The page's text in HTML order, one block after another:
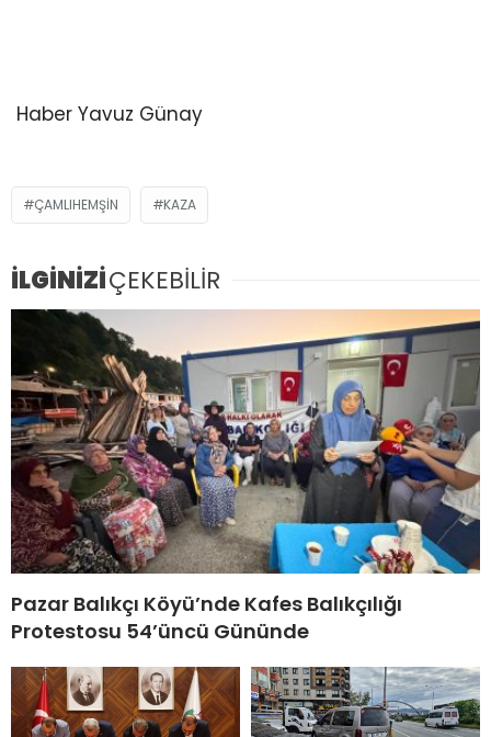
Haber Yavuz Günay
ÇAMLIHEMŞIN KAZA
İLGİNİZİÇEKEBİLİR
Pazar Balıkçı Köyü’nde Kafes Balıkçılığı
Protestosu 54’üncü Gününde